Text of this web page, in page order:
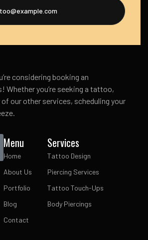
considering booking an
Whether you’re seeking a tattoo,
our other services, scheduling your
Menu
Home
About Us
Portfolio
Blog
Contact
Services
Tattoo Design
Piercing Services
Tattoo Touch-Ups
Body Piercings